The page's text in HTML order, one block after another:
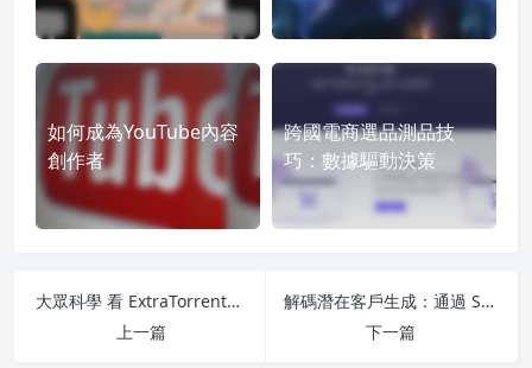
如何成為YouTube內容
創作者
跨國電商選品測品技
巧：數據驅動決策
大眾科學 看 ExtraTorrents 和 P2P 的過去
上一篇
解碼潛在客戶生成：通過 Spylead 博客的科普教程
下一篇